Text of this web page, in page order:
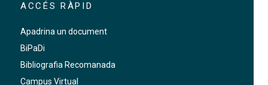
ACCÉS RÀPID
Apadrina un document
BiPaDi
Bibliografia Recomanada
Campus Virtual